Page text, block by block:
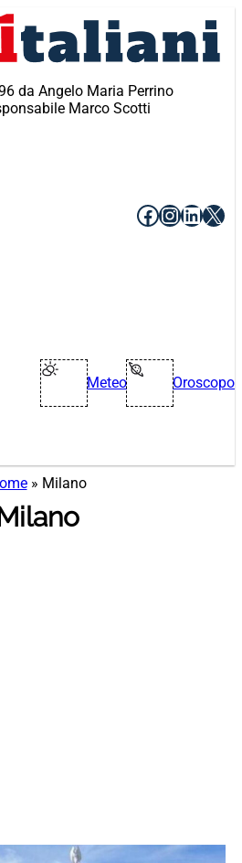
da Angelo Maria Perrino
Marco Scotti
Facebook
X
Meteo Oroscopo
» Milano